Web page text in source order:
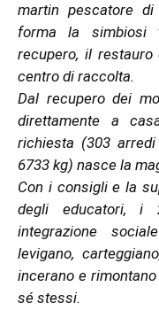
martin pescatore
forma la simbiosi
recupero, il
centro di raccolta.
Dal recupero dei
direttamente a
richiesta (303
6733 kg) nasce la
Con i consigli e la
degli educatori, i
integrazione
levigano,
incerano e
sé stessi.